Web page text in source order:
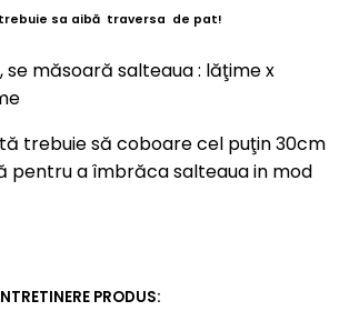
sa aibă traversa de pat!
măsoară salteaua : lăţime x
trebuie să coboare cel puţin 30cm
pentru a îmbrăca salteaua in mod
PRODUS: